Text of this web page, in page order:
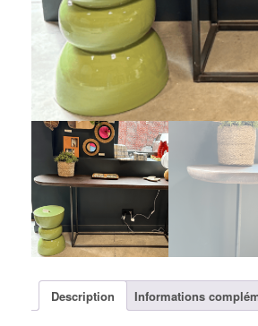
Description Informations